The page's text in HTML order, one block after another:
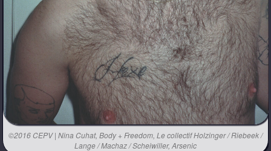
©2016 CEPV | Nina Cuhat, Body + Freedom, Le collectif Holzinger / Riebeek /
Lange / Machaz / Scheiwiller, Arsenic